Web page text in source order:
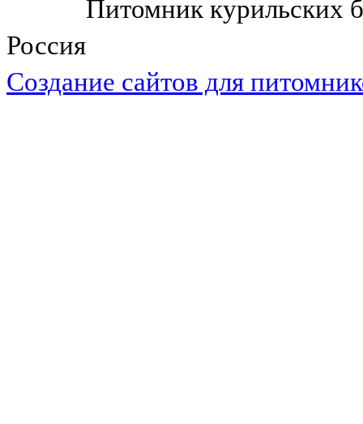
Питомник курильских
Россия
Cоздание сайтов для